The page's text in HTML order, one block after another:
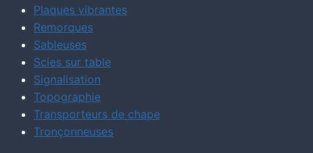
Plaques vibrantes
Remorques
Sableuses
Scies sur table
Signalisation
Topographie
Transporteurs de chape
Tronçonneuses